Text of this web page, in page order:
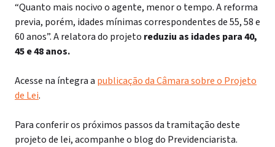
“Quanto mais nocivo o agente, menor o tempo. A reforma
previa, porém, idades mínimas correspondentes de 55, 58 e
60 anos”. A relatora do projeto reduziu as idades para 40,
45 e 48 anos.
Acesse na íntegra a publicação da Câmara sobre o Projeto
de Lei.
Para conferir os próximos passos da tramitação deste
projeto de lei, acompanhe o blog do Previdenciarista.